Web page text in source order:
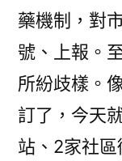
藥機制，對
號、上報。
所紛歧樣。
訂了，今天
站、2家社